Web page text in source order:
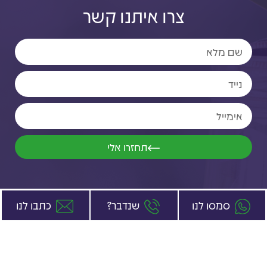
צרו איתנו קשר
תחזרו אלי
סמסו לנו שנדבר? כתבו לנו